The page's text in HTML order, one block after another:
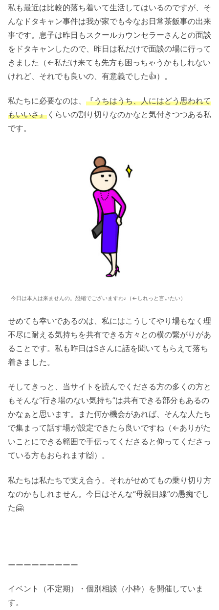
私も最近は比較的落ち着いて生活してはいるのですが、そ
んなドタキャン事件は我が家でも今なお日常茶飯事の出来
事です。息子は昨日もスクールカウンセラーさんとの面談
をドタキャンしたので、昨日は私だけで面談の場に行って
きました（←私だけ来ても先方も困っちゃうかもしれない
けれど、それでも良いの、有意義でした👍）。
私たちに必要なのは、 『うちはうち、人にはどう思われて
もいいさ』 くらいの割り切りなのかなと気付きつつある私
です。
今日は本人は来ませんの。恐縮でございますわ♪（←しれっと言いたい）
せめても幸いであるのは、私にはこうしてやり場もなく理
不尽に耐える気持ちを共有できる方々との横の繋がりがあ
ることです。私も昨日はSさんに話を聞いてもらえて落ち
着きました。
そしてきっと、当サイトを読んでくださる方の多くの方と
もそんな“行き場のない気持ち”は共有できる部分もあるの
かなぁと思います。また何か機会があれば、そんな人たち
で集まって話す場が設定できたら良いですね（←ありがた
いことにできる範囲で手伝ってくださると仰ってくださっ
ている方もおられます🙌）。
私たちは私たちで支え合う。それがせめてもの乗り切り方
なのかもしれません。今日はそんな“母親目線”の愚痴でし
た🤗
ーーーーーーーーー
イベント（不定期）・個別相談（小枠）を開催していま
す。